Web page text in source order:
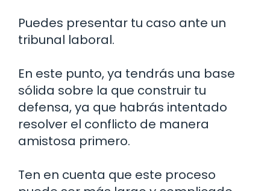
Puedes presentar tu caso ante un
tribunal laboral.
En este punto, ya tendrás una base
sólida sobre la que construir tu
defensa, ya que habrás intentado
resolver el conflicto de manera
amistosa primero.
Ten en cuenta que este proceso